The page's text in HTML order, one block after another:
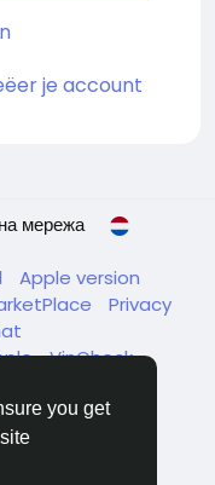
you get
je account
мережа
Apple version
Privacy
VinCheck